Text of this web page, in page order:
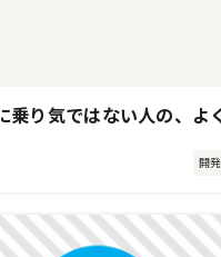
開
乗り気ではない人の、よ